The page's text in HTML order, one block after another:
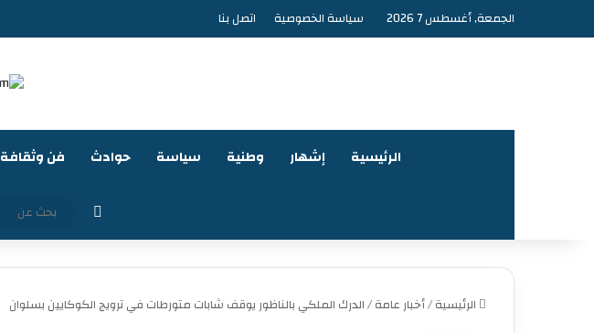
الجمعة, أغسطس 7 2026 سياسة الخصوصية اتصل بنا
الرئيسية إشهار وطنية سياسة حوادث فن وثقافة
الوضع المظلم
الرئيسية/أخبار عامة/الدرك الملكي بالناظور يوقف شابات متورطات في ترويج الكوكايين بسلوان